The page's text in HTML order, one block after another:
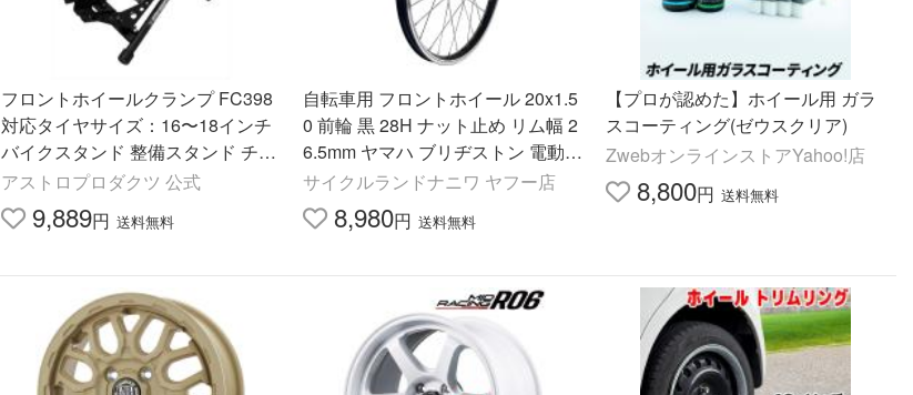
フロントホイールクランプ FC398
対応タイヤサイズ：16〜18インチ
バイクスタンド 整備スタンド チョ
ック ガレージ バイク 駐輪 駐車 ア
ストロプロダクツ
アストロプロダクツ 公式
9,889円 送料無料
自転車用 フロントホイール 20x1.5
0 前輪 黒 28H ナット止め リム幅 2
6.5mm ヤマハ ブリヂストン 電動ア
シスト自転車対応 20インチ 頑丈
丈夫
サイクルランドナニワ ヤフー店
8,980円 送料無料
【プロが認めた】ホイール用 ガラ
スコーティング(ゼウスクリア)
ZwebオンラインストアYahoo!店
8,800円 送料無料